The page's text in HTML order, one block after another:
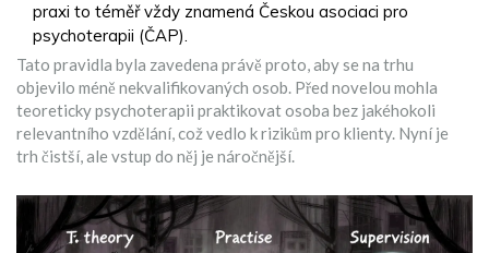
praxi to téměř vždy znamená Českou asociaci pro
psychoterapii (ČAP).
Tato pravidla byla zavedena právě proto, aby se na trhu
objevilo méně nekvalifikovaných osob. Před novelou mohla
teoreticky psychoterapii praktikovat osoba bez jakéhokoli
relevantního vzdělání, což vedlo k rizikům pro klienty. Nyní je
trh čistší, ale vstup do něj je náročnější.